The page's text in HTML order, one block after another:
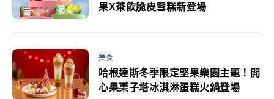
果X茶飲脆皮雪糕新登場
美食
哈根達斯冬季限定堅果樂園主題！開
心果栗子塔冰淇淋蛋糕火鍋登場